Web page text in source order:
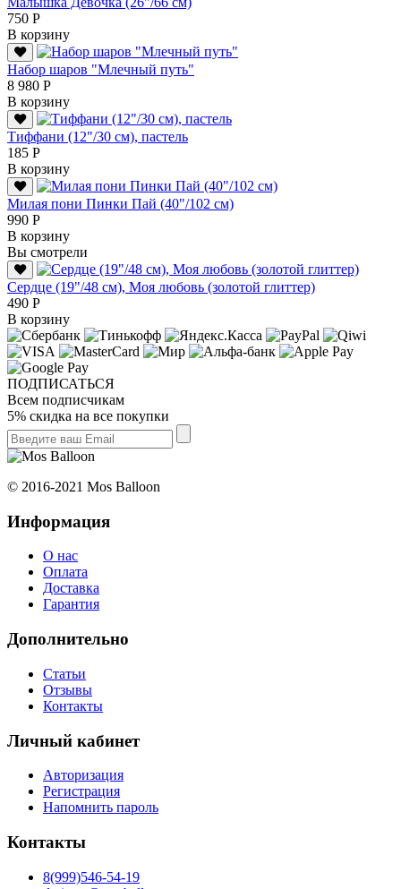
750 Р
В корзину
Набор шаров "Млечный путь"
8 980 Р
В корзину
Тиффани (12"/30 см), пастель
185 Р
В корзину
Милая пони Пинки Пай (40"/102 см)
990 Р
В корзину
Вы смотрели
Сердце (19"/48 см), Моя любовь (золотой глиттер)
490 Р
В корзину
ПОДПИСАТЬСЯ
Всем подписчикам
5% скидка на все покупки
© 2016-2021 Mos Balloon
Информация
О нас
Оплата
Доставка
Гарантия
Дополнительно
Статьи
Отзывы
Контакты
Личный кабинет
Авторизация
Регистрация
Напомнить пароль
Контакты
8(999)546-54-19